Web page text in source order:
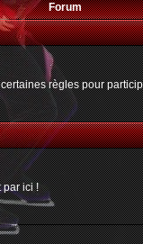
Forum
règles pour
par ici !